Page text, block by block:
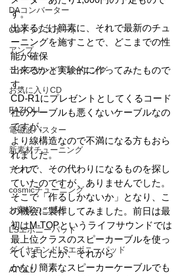
DAコンバーター
CDトランスポート
アンプ
ライフサンドチューニング
お気に入りCD
FAZIOLI
電磁波バスター
新素材チューニング
アンプ
cosmicチューニング
お客様のご感想
LSエボニーパッド
ダイヤモンドLSエボニーパッド
ATOLL
す。
出来るだけ簡素に、それで最新のチュ
ーニングを施すことで、どこまでの性
能が確保
出来るかと実験的に作ってみたもので
す。
CD-R1にプレゼントとしてくるコード
社のケーブルも悪くないケーブルなの
ですが、
より線構造なので不満になる方もおら
れました。
それで、その代わりになるものを探し
ていたのですが、ありませんでした。
そこで「作るしかないか」となり、こ
の機会に製作してみました。前日は最
初はM-TOPというライフサウンドでは
最上位クラスのスピーカーブルを使っ
ていましたが、それから
かなり簡素なスピーカーケーブルでも